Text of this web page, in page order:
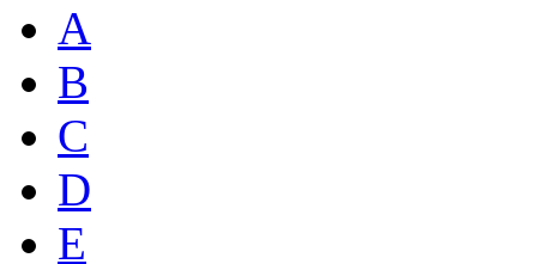
A
B
C
D
E